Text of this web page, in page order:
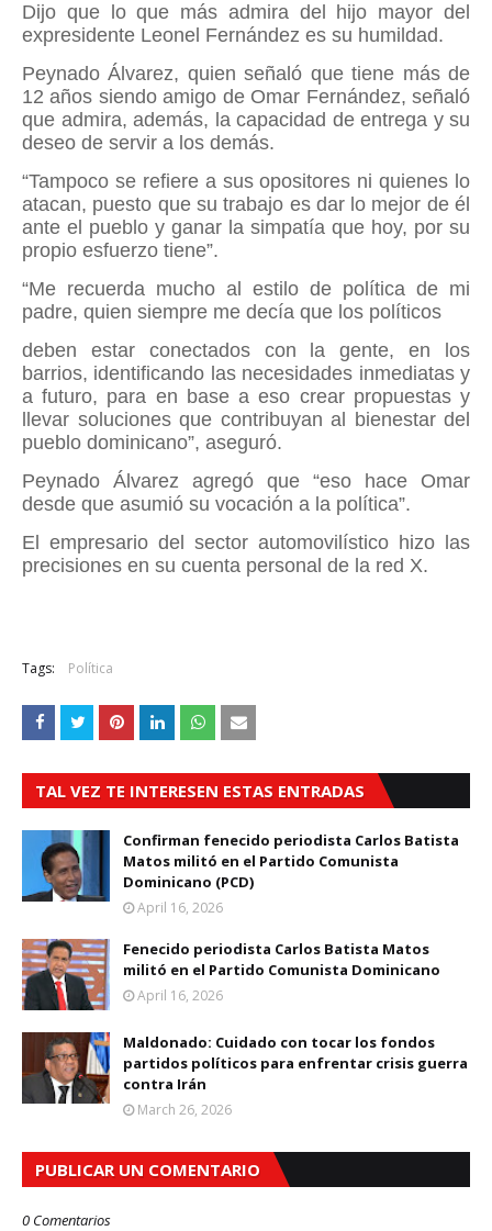
Dijo que lo que más admira del hijo mayor del
expresidente Leonel Fernández es su humildad.
Peynado Álvarez, quien señaló que tiene más de
12 años siendo amigo de Omar Fernández, señaló
que admira, además, la capacidad de entrega y su
deseo de servir a los demás.
“Tampoco se refiere a sus opositores ni quienes lo
atacan, puesto que su trabajo es dar lo mejor de él
ante el pueblo y ganar la simpatía que hoy, por su
propio esfuerzo tiene”.
“Me recuerda mucho al estilo de política de mi
padre, quien siempre me decía que los políticos
deben estar conectados con la gente, en los
barrios, identificando las necesidades inmediatas y
a futuro, para en base a eso crear propuestas y
llevar soluciones que contribuyan al bienestar del
pueblo dominicano”, aseguró.
Peynado Álvarez agregó que “eso hace Omar
desde que asumió su vocación a la política”.
El empresario del sector automovilístico hizo las
precisiones en su cuenta personal de la red X.
Tags: Política
TAL VEZ TE INTERESEN ESTAS ENTRADAS
Confirman fenecido periodista Carlos Batista
Matos militó en el Partido Comunista
Dominicano (PCD)
April 16, 2026
Fenecido periodista Carlos Batista Matos
militó en el Partido Comunista Dominicano
April 16, 2026
Maldonado: Cuidado con tocar los fondos
partidos políticos para enfrentar crisis guerra
contra Irán
March 26, 2026
PUBLICAR UN COMENTARIO
0 Comentarios